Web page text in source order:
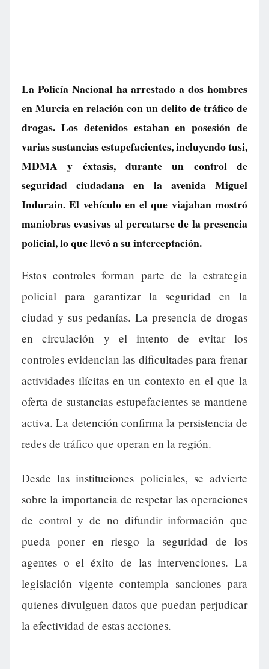
La Policía Nacional ha arrestado a dos hombres
en Murcia en relación con un delito de tráfico de
drogas. Los detenidos estaban en posesión de
varias sustancias estupefacientes, incluyendo tusi,
MDMA y éxtasis, durante un control de
seguridad ciudadana en la avenida Miguel
Indurain. El vehículo en el que viajaban mostró
maniobras evasivas al percatarse de la presencia
policial, lo que llevó a su interceptación.
Estos controles forman parte de la estrategia
policial para garantizar la seguridad en la
ciudad y sus pedanías. La presencia de drogas
en circulación y el intento de evitar los
controles evidencian las dificultades para frenar
actividades ilícitas en un contexto en el que la
oferta de sustancias estupefacientes se mantiene
activa. La detención confirma la persistencia de
redes de tráfico que operan en la región.
Desde las instituciones policiales, se advierte
sobre la importancia de respetar las operaciones
de control y de no difundir información que
pueda poner en riesgo la seguridad de los
agentes o el éxito de las intervenciones. La
legislación vigente contempla sanciones para
quienes divulguen datos que puedan perjudicar
la efectividad de estas acciones.